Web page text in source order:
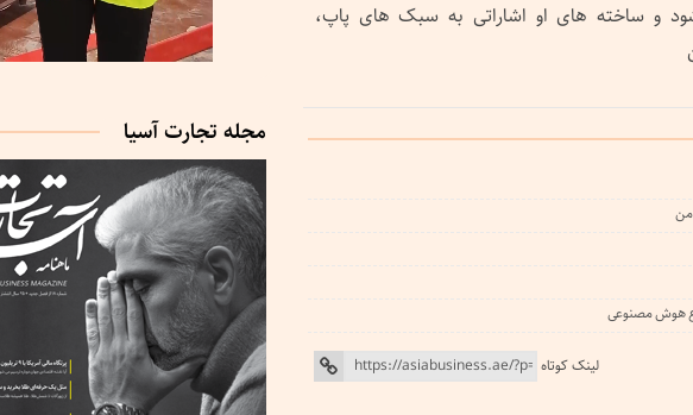
و ساخته های او اشاراتی به سبک های پاپ،
من
هوش مصنوعی
لینک کوتاه
مجله تجارت آسیا